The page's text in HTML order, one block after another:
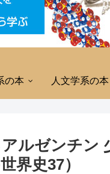
の本 人文学系の本
ルゼンチン
界史37）